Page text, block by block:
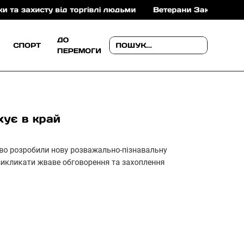
від торгівлі людьми Ветерани Закарпаття можуть
СПОРТ
ДО
ПЕРЕМОГИ
в край
розробили нову розважально-пізнавальну
жваве обговорення та захоплення